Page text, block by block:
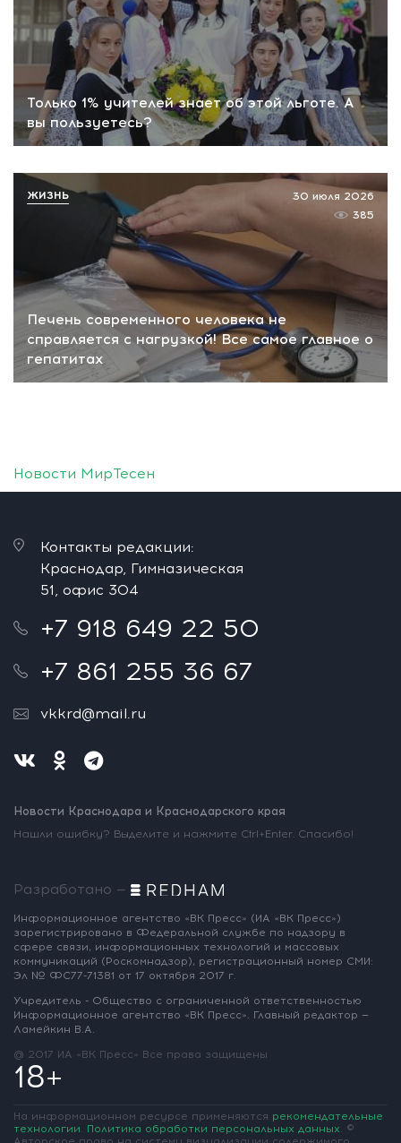
Только 1% учителей знает об этой льготе. А
вы пользуетесь?
Печень современного человека не
справляется с нагрузкой! Все самое главное о
гепатитах
30 июля 2026
385
ЖИЗНЬ
Новости МирТесен
Контакты редакции:
Краснодар, Гимназическая
51, офис 304
+7 918 649 22 50
+7 861 255 36 67
vkkrd@mail.ru
Новости Краснодара и Краснодарского края
Нашли ошибку? Выделите и нажмите Ctrl+Enter. Спасибо!
Разработано —
Информационное агентство «ВК Пресс» (ИА «ВК Пресс»)
зарегистрировано в Федеральной службе по надзору в
сфере связи, информационных технологий и массовых
коммуникаций (Роскомнадзор), регистрационный номер СМИ:
Эл № ФС77-71381 от 17 октября 2017 г.
Учредитель - Общество с ограниченной ответственностью
Информационное агентство «ВК Пресс». Главный редактор —
Ламейкин В.А.
@ 2017 ИА «ВК Пресс» Все права защищены
18+
На информационном ресурсе применяются рекомендательные
технологии. Политика обработки персональных данных. ©